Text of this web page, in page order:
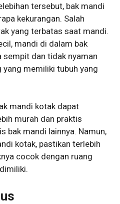
tersebut, bak mandi
kekurangan. Salah
yang terbatas saat mandi.
mandi di dalam bak
dan tidak nyaman
yang memiliki tubuh yang
mandi kotak dapat
murah dan praktis
bak mandi lainnya. Namun,
kotak, pastikan terlebih
cocok dengan ruang